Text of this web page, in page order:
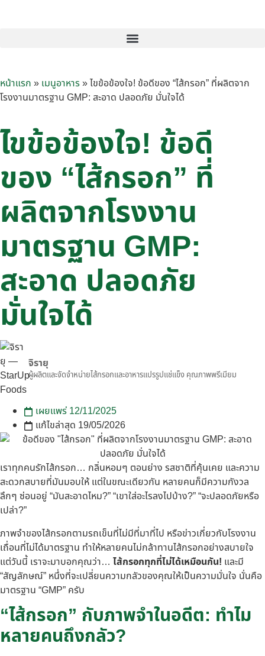
หน้าแรก » เมนูอาหาร​»ไขข้อข้องใจ! ข้อดีของ “ไส้กรอก” ที่ผลิตจาก
โรงงานมาตรฐาน GMP: สะอาด ปลอดภัย มั่นใจได้
ไขข้อข้องใจ! ข้อดี
ของ “ไส้กรอก” ที่
ผลิตจากโรงงาน
มาตรฐาน GMP:
สะอาด ปลอดภัย
มั่นใจได้
จิรายุ
ผู้ผลิตและจัดจำหน่ายไส้กรอกและอาหารแปรรูปแช่แข็ง คุณภาพพรีเมียม
เผยแพร่ 12/11/2025
แก้ไขล่าสุด 19/05/2026
เราทุกคนรักไส้กรอก… กลิ่นหอมๆ ตอนย่าง รสชาติที่คุ้นเคย และความ
สะดวกสบายที่มันมอบให้ แต่ในขณะเดียวกัน หลายคนก็มีความกังวล
ลึกๆ ซ่อนอยู่ “มันสะอาดไหม?” “เขาใส่อะไรลงไปบ้าง?” “จะปลอดภัยหรือ
เปล่า?”
ภาพจำของไส้กรอกตามรถเข็นที่ไม่มีที่มาที่ไป หรือข่าวเกี่ยวกับโรงงาน
เถื่อนที่ไม่ได้มาตรฐาน ทำให้หลายคนไม่กล้าทานไส้กรอกอย่างสบายใจ
แต่วันนี้ เราจะมาบอกคุณว่า… ไส้กรอกทุกที่ไม่ได้เหมือนกัน! และมี
“สัญลักษณ์” หนึ่งที่จะเปลี่ยนความกลัวของคุณให้เป็นความมั่นใจ นั่นคือ
มาตรฐาน “GMP” ครับ
“ไส้กรอก” กับภาพจำในอดีต: ทำไม
หลายคนถึงกลัว?